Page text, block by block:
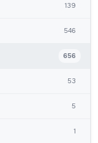
139
546
656
53
5
1